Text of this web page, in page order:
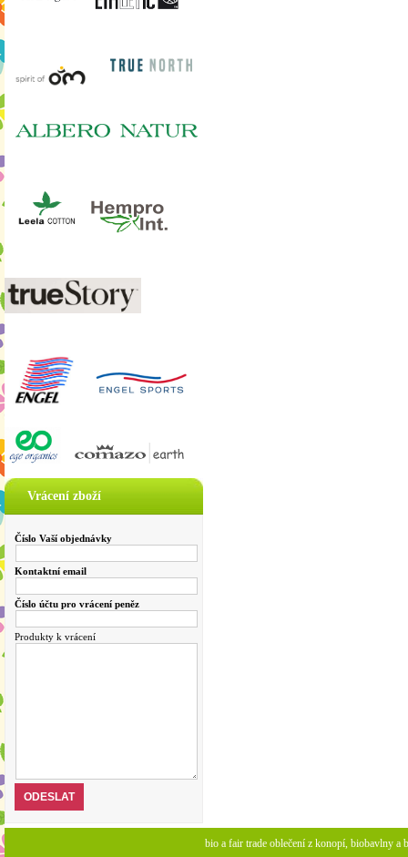
Vrácení zboží
Číslo Vaší objednávky
Kontaktní email
Číslo účtu pro vrácení peněz
Produkty k vrácení
bio a fair trade oblečení z konopí, biobavlny a